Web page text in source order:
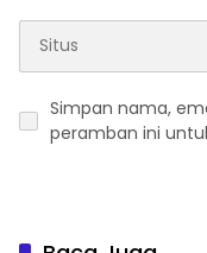
Simpan nama,
peramban ini